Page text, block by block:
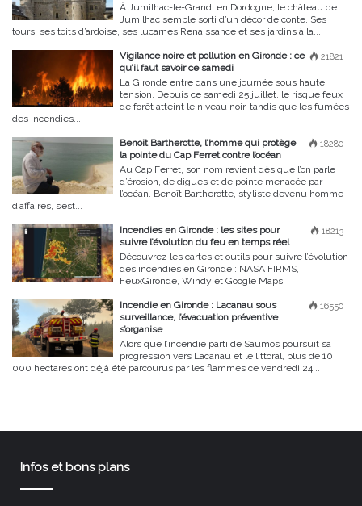
À Jumilhac-le-Grand, en Dordogne, le château de
Jumilhac semble sorti d’un décor de conte. Ses
tours, ses toits d’ardoise, ses lucarnes Renaissance et ses jardins à la...
21821
Vigilance noire et pollution en Gironde : ce
qu’il faut savoir ce samedi
La Gironde entre dans une journée sous haute
tension. Depuis ce samedi 25 juillet, le risque feux
de forêt atteint le niveau noir, tandis que les fumées
des incendies...
18280
Benoît Bartherotte, l’homme qui protège
la pointe du Cap Ferret contre l’océan
Au Cap Ferret, son nom revient dès que l’on parle
d’érosion, de digues et de pointe menacée par
l’océan. Benoît Bartherotte, styliste devenu homme
d’affaires, s’est...
18213
Incendies en Gironde : les sites pour
suivre l’évolution du feu en temps réel
Découvrez les cartes et outils pour suivre l’évolution
des incendies en Gironde : NASA FIRMS,
FeuxGironde, Windy et Google Maps.
16550
Incendie en Gironde : Lacanau sous
surveillance, l’évacuation préventive
s’organise
Alors que l’incendie parti de Saumos poursuit sa
progression vers Lacanau et le littoral, plus de 10
000 hectares ont déjà été parcourus par les flammes ce vendredi 24...
Infos et bons plans